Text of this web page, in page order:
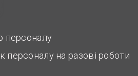
персоналу
персоналу на разові роботи